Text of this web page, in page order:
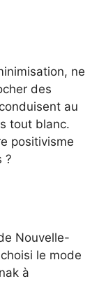
ne
des
au
tout blanc.
positivisme
?
Nouvelle-
le mode
à